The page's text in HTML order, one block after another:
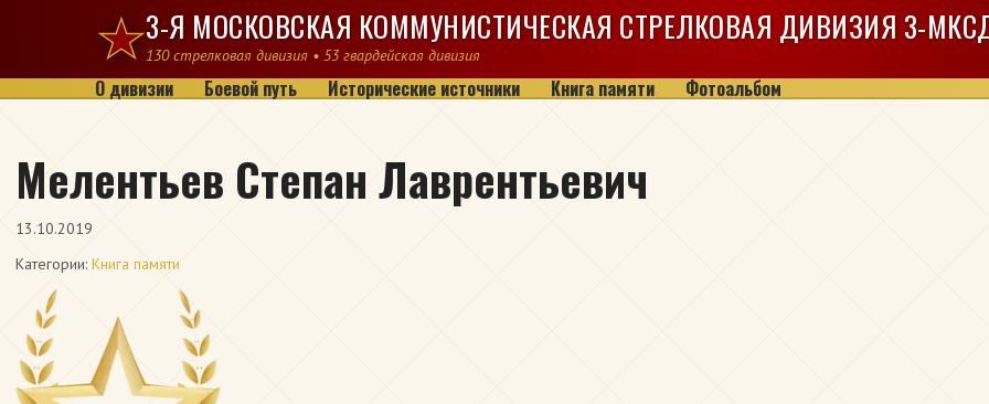
Перейти к содержимому3-Я МОСКОВСКАЯ КОММУНИСТИЧЕСКАЯ СТРЕЛКОВАЯ ДИВИЗИЯ 3-
130 стрелковая дивизия • 53 гвардейская дивизия
О дивизии Боевой путь Исторические источники Книга памяти Фотоальбом
Мелентьев Степан Лаврентьевич
13.10.2019
Категории: Книга памяти